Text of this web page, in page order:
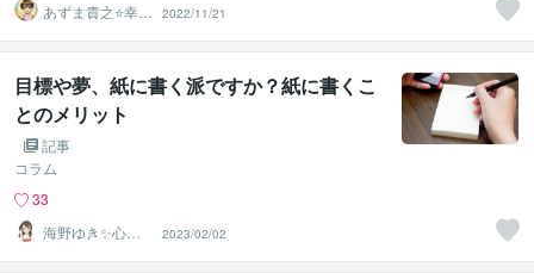
あずま貴之⭐幸せ
自分軸の生き方
育成コーチ
2022/11/21
目標や夢、紙に書く派ですか？紙に書くこ
とのメリット
記事
コラム
33
海野ゆき✨心理
カウンセラー
2023/02/02